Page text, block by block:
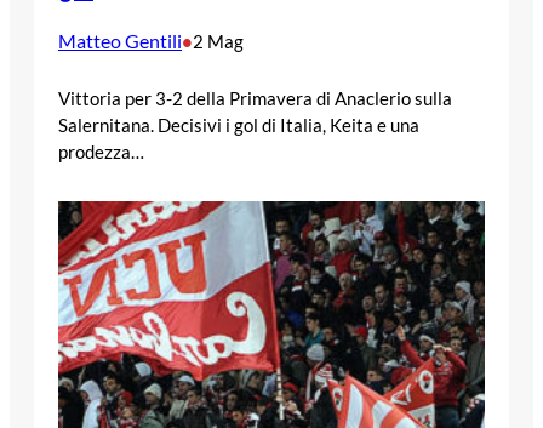
Matteo Gentili•2 Mag
Vittoria per 3-2 della Primavera di Anaclerio sulla
Salernitana. Decisivi i gol di Italia, Keita e una
prodezza…